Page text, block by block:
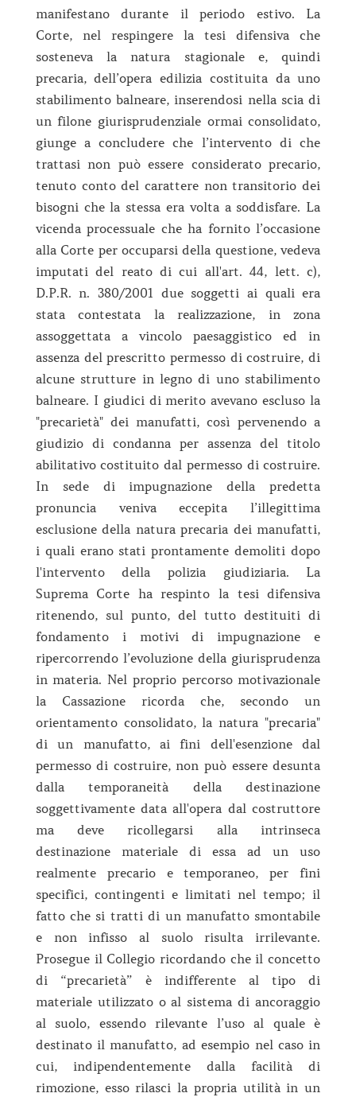
manifestano durante il periodo estivo. La
Corte, nel respingere la tesi difensiva che
sosteneva la natura stagionale e, quindi
precaria, dell’opera edilizia costituita da uno
stabilimento balneare, inserendosi nella scia di
un filone giurisprudenziale ormai consolidato,
giunge a concludere che l’intervento di che
trattasi non può essere considerato precario,
tenuto conto del carattere non transitorio dei
bisogni che la stessa era volta a soddisfare. La
vicenda processuale che ha fornito l’occasione
alla Corte per occuparsi della questione, vedeva
imputati del reato di cui all'art. 44, lett. c),
D.P.R. n. 380/2001 due soggetti ai quali era
stata contestata la realizzazione, in zona
assoggettata a vincolo paesaggistico ed in
assenza del prescritto permesso di costruire, di
alcune strutture in legno di uno stabilimento
balneare. I giudici di merito avevano escluso la
"precarietà" dei manufatti, così pervenendo a
giudizio di condanna per assenza del titolo
abilitativo costituito dal permesso di costruire.
In sede di impugnazione della predetta
pronuncia veniva eccepita l’illegittima
esclusione della natura precaria dei manufatti,
i quali erano stati prontamente demoliti dopo
l'intervento della polizia giudiziaria. La
Suprema Corte ha respinto la tesi difensiva
ritenendo, sul punto, del tutto destituiti di
fondamento i motivi di impugnazione e
ripercorrendo l’evoluzione della giurisprudenza
in materia. Nel proprio percorso motivazionale
la Cassazione ricorda che, secondo un
orientamento consolidato, la natura "precaria"
di un manufatto, ai fini dell'esenzione dal
permesso di costruire, non può essere desunta
dalla temporaneità della destinazione
soggettivamente data all'opera dal costruttore
ma deve ricollegarsi alla intrinseca
destinazione materiale di essa ad un uso
realmente precario e temporaneo, per fini
specifici, contingenti e limitati nel tempo; il
fatto che si tratti di un manufatto smontabile
e non infisso al suolo risulta irrilevante.
Prosegue il Collegio ricordando che il concetto
di “precarietà” è indifferente al tipo di
materiale utilizzato o al sistema di ancoraggio
al suolo, essendo rilevante l’uso al quale è
destinato il manufatto, ad esempio nel caso in
cui, indipendentemente dalla facilità di
rimozione, esso rilasci la propria utilità in un